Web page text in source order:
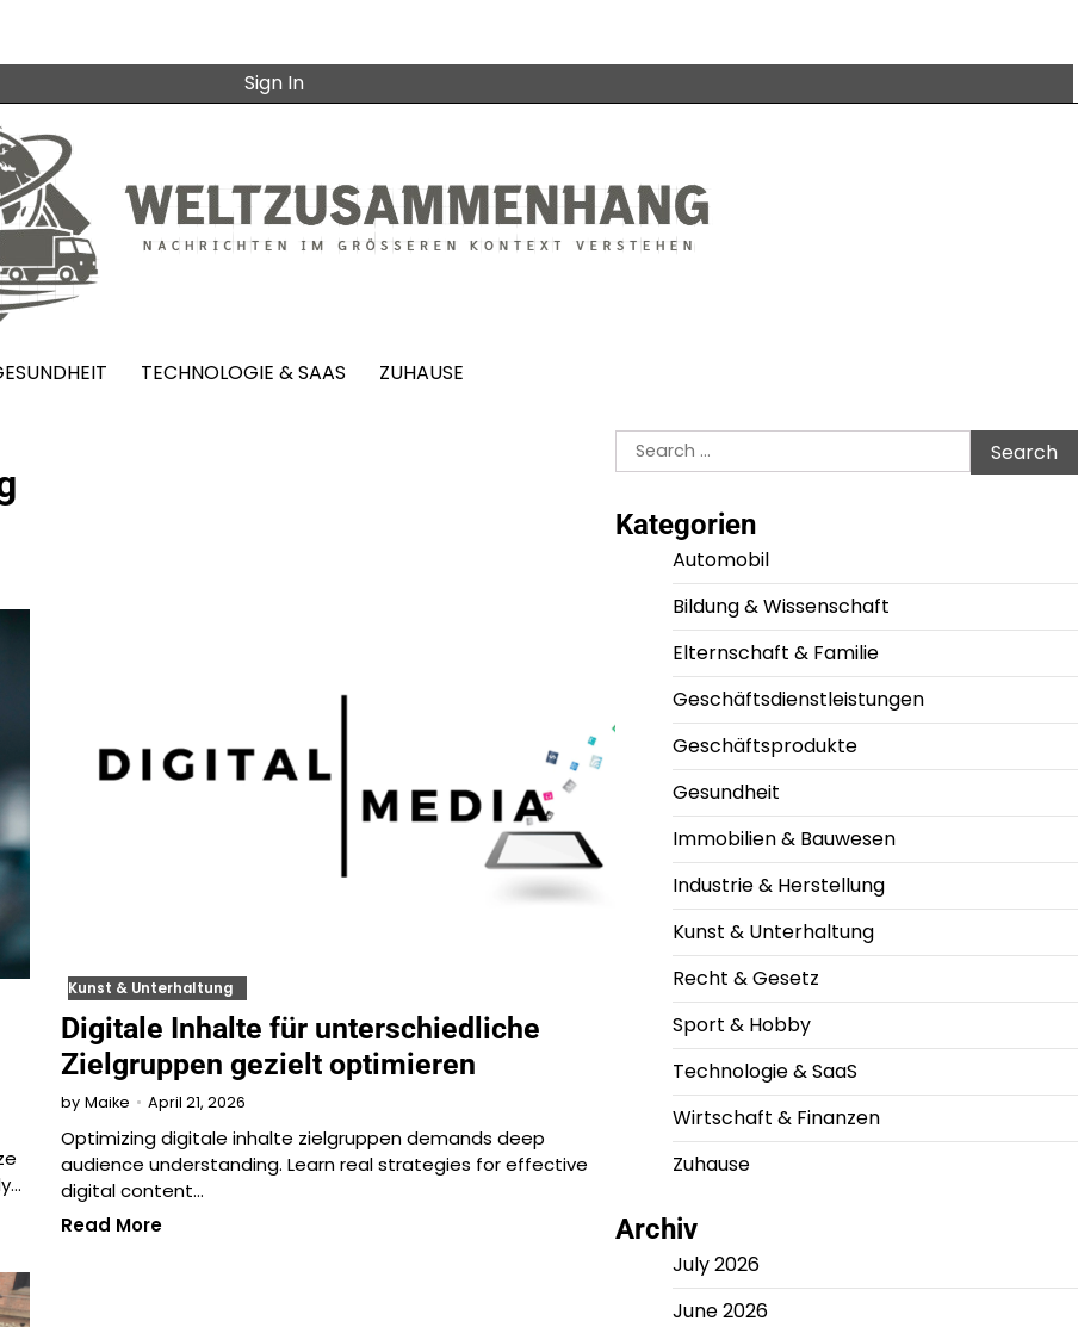
Sign In
TECHNOLOGIE & SAAS ZUHAUSE
Kunst & Unterhaltung
Digitale Inhalte für unterschiedliche
Zielgruppen gezielt optimieren
by Maike April 21, 2026
Optimizing digitale inhalte zielgruppen demands deep
audience understanding. Learn real strategies for effective
digital content…
Read More
Search
for:
Kategorien
Automobil
Bildung & Wissenschaft
Elternschaft & Familie
Geschäftsdienstleistungen
Geschäftsprodukte
Gesundheit
Immobilien & Bauwesen
Industrie & Herstellung
Kunst & Unterhaltung
Recht & Gesetz
Sport & Hobby
Technologie & SaaS
Wirtschaft & Finanzen
Zuhause
Archiv
July 2026
June 2026